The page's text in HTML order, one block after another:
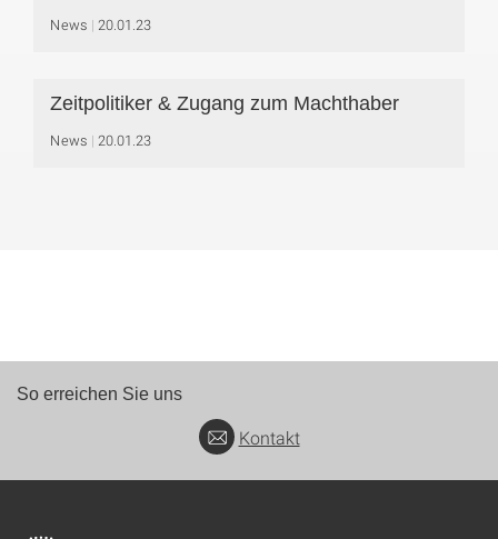
News 20.01.23
Zeitpolitiker & Zugang zum Machthaber
News 20.01.23
So erreichen Sie uns
Kontakt